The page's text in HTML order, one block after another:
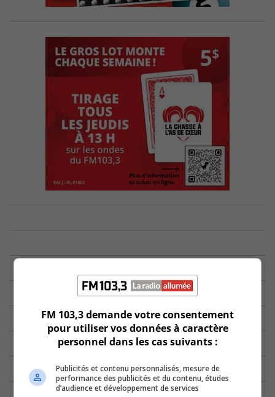
FM 103,3 demande votre consentement
pour utiliser vos données à caractère
personnel dans les cas suivants :
Publicités et contenu personnalisés, mesure de
performance des publicités et du contenu, études
d’audience et développement de services